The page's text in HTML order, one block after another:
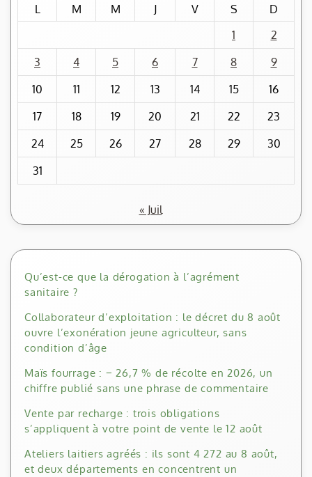
L M M J V S
D
1
2
3
4 5 6 7 8
9
10
11 12 13 14 15
16
17
18 19 20 21 22
23
24
25 26 27 28 29
30
31
« Juil
Qu’est-ce que la dérogation à l’agrément
sanitaire ?
Collaborateur d’exploitation : le décret du 8 août
ouvre l’exonération jeune agriculteur, sans
condition d’âge
Maïs fourrage : − 26,7 % de récolte en 2026, un
chiffre publié sans une phrase de commentaire
Vente par recharge : trois obligations
s’appliquent à votre point de vente le 12 août
Ateliers laitiers agréés : ils sont 4 272 au 8 août,
et deux départements en concentrent un